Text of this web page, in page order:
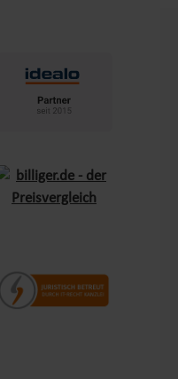
und Garten“ ist es
Kunden in Europa so
Durch unsere
abgestimmt sind.
Funktionalität und
im Bereich Terrasse,
Deutschland
im Herzen
Versand und Verfügbarkeit